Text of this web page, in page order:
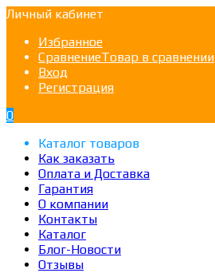
Личный кабинет
Избранное
СравнениеТовар в сравнении
Вход
Регистрация
0
Каталог товаров
Как заказать
Оплата и Доставка
Гарантия
О компании
Контакты
Каталог
Блог-Новости
Отзывы